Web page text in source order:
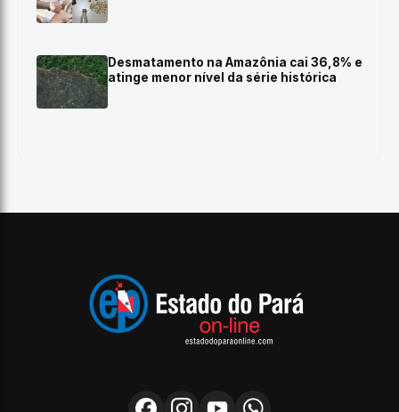
Desmatamento na Amazônia cai 36,8% e
atinge menor nível da série histórica